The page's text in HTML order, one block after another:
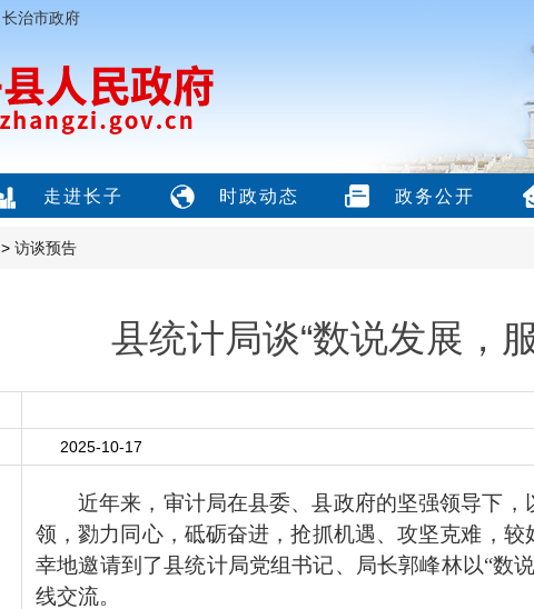
长治市政府
走进长子 时政动态 政务公开
> 访谈预告
县统计局谈“数说发展，
2025-10-17
近年来，审计局在县委、县政府的坚强领导下，
领，勠力同心，砥砺奋进，抢抓机遇、攻坚克难，
幸地邀请到了县统计局党组书记、局长郭峰林以“数
线交流。